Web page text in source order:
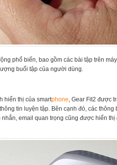
phổ biến, bao gồm các bài tập trên
buổi tập của người dùng.
hiển thị của smartphone, Gear Fit2 được
tin luyện tập. Bên cạnh đó, các thông
email quan trọng cũng được hiển